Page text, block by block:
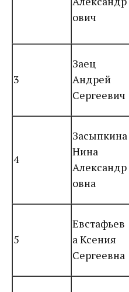
ович
3
Заец
Андрей
Сергеевич
4
Засыпкина
Нина
Александр
овна
5
Евстафьев
а Ксения
Сергеевна